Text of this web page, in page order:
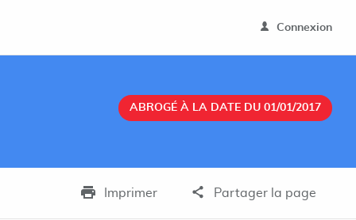
Connexion
ABROGÉ À LA DATE DU 01/01/2017
Imprimer Partager la page